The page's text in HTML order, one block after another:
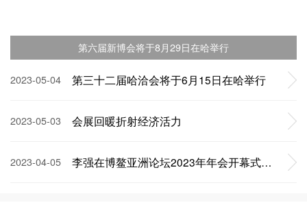
第六届新博会将于8月29日在哈举行
2023-05-04 第三十二届哈洽会将于6月15日在哈举行
2023-05-03 会展回暖折射经济活力
2023-04-05 李强在博鳌亚洲论坛2023年年会开幕式上的主旨演讲（全文）